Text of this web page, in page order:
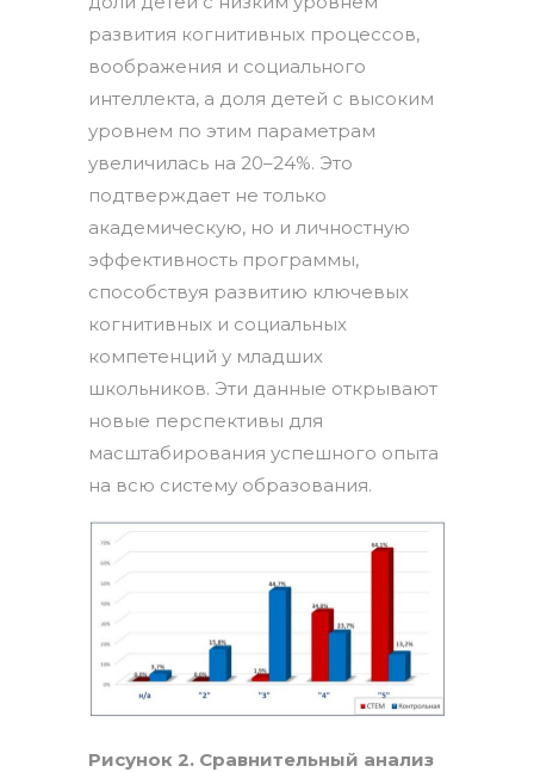
развития когнитивных процессов,
воображения и социального
интеллекта, а доля детей с высоким
уровнем по этим параметрам
увеличилась на 20–24%. Это
подтверждает не только
академическую, но и личностную
эффективность программы,
способствуя развитию ключевых
когнитивных и социальных
компетенций у младших
школьников. Эти данные открывают
новые перспективы для
масштабирования успешного опыта
на всю систему образования.
Рисунок 2. Сравнительный анализ